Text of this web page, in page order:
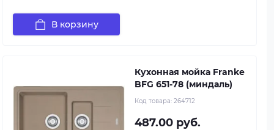
В корзину
Кухонная мойка Franke
BFG 651-78 (миндаль)
Код товара: 264712
487.00 руб.